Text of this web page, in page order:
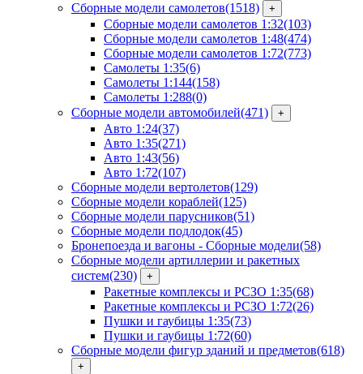
Сборные модели самолетов(1518) +
Сборные модели самолетов 1:32(103)
Сборные модели самолетов 1:48(474)
Сборные модели самолетов 1:72(773)
Самолеты 1:35(6)
Самолеты 1:144(158)
Самолеты 1:288(0)
Сборные модели автомобилей(471) +
Авто 1:24(37)
Авто 1:35(271)
Авто 1:43(56)
Авто 1:72(107)
Сборные модели вертолетов(129)
Сборные модели кораблей(125)
Сборные модели парусников(51)
Сборные модели подлодок(45)
Бронепоезда и вагоны - Сборные модели(58)
Сборные модели артиллерии и ракетных
систем(230) +
Ракетные комплексы и РСЗО 1:35(68)
Ракетные комплексы и РСЗО 1:72(26)
Пушки и гаубицы 1:35(73)
Пушки и гаубицы 1:72(60)
Сборные модели фигур зданий и предметов(618)
+